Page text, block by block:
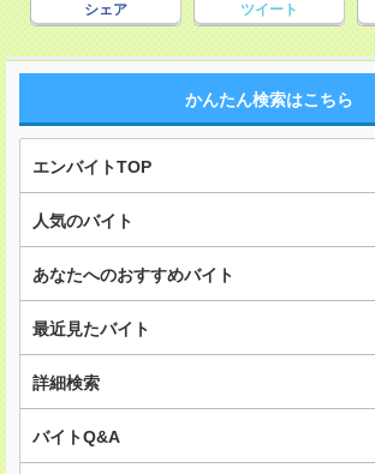
シェア ツイート
かんたん検索はこちら
エンバイトTOP
人気のバイト
あなたへのおすすめバイト
最近見たバイト
詳細検索
バイトQ&A